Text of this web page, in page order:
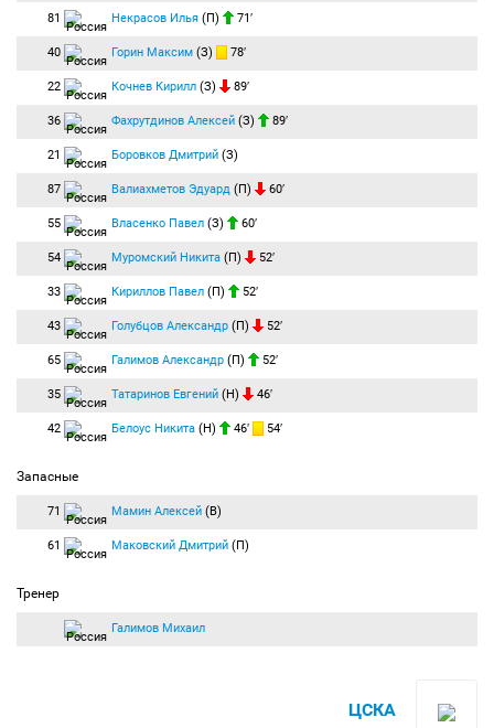
81 Некрасов Илья (П) 71′
40 Горин Максим (З) 78′
22 Кочнев Кирилл (З) 89′
36 Фахрутдинов Алексей (З) 89′
21 Боровков Дмитрий (З)
87 Валиахметов Эдуард (П) 60′
55 Власенко Павел (З) 60′
54 Муромский Никита (П) 52′
33 Кириллов Павел (П) 52′
43 Голубцов Александр (П) 52′
65 Галимов Александр (П) 52′
35 Татаринов Евгений (Н) 46′
42 Белоус Никита (Н) 46′ 54′
Запасные
71 Мамин Алексей (В)
61 Маковский Дмитрий (П)
Тренер
Галимов Михаил
ЦСКА